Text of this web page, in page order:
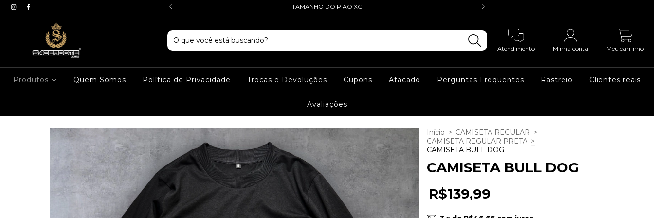
PREMIUM TAMANHO DO P AO XG
Atendimento Minha conta Meu carrinho
Produtos Quem Somos Política de Privacidade Trocas e Devoluções Cupons Atacado Perguntas Frequentes Rastreio Clientes reais
Avaliações
Início > CAMISETA REGULAR >
CAMISETA REGULAR PRETA >
CAMISETA BULL DOG
CAMISETA BULL DOG
R$139,99